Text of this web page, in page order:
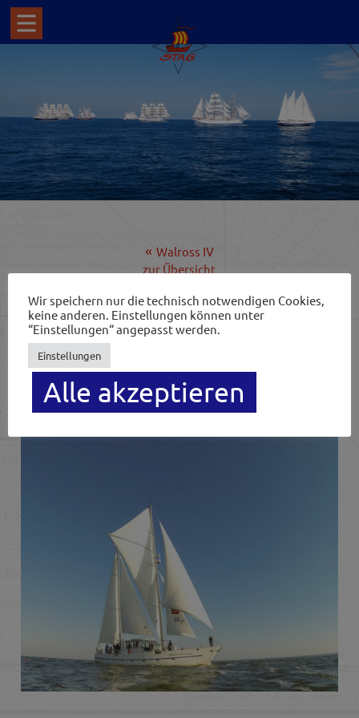
Walross IV
zur Übersicht
WAPPEN VON UECKERMÜNDE – DER
ROLLISEGLER
Wir speichern nur die technisch notwendigen Cookies,
keine anderen. Einstellungen können unter
“Einstellungen“ angepasst werden.
Einstellungen
Alle akzeptieren